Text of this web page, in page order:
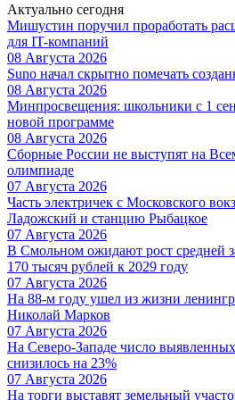
Актуально сегодня
Мишустин поручил проработать
для IT-компаний
08 Августа 2026
Suno начал скрытно помечать
08 Августа 2026
Минпросвещения: школьники с 1
новой программе
08 Августа 2026
Сборные России не выступят на
олимпиаде
07 Августа 2026
Часть электричек с Московского
Ладожский и станцию Рыбацкое
07 Августа 2026
В Смольном ожидают рост средней
170 тысяч рублей к 2029 году
07 Августа 2026
На 88-м году ушел из жизни
Николай Марков
07 Августа 2026
На Северо-Западе число
снизилось на 23%
07 Августа 2026
На торги выставят земельный